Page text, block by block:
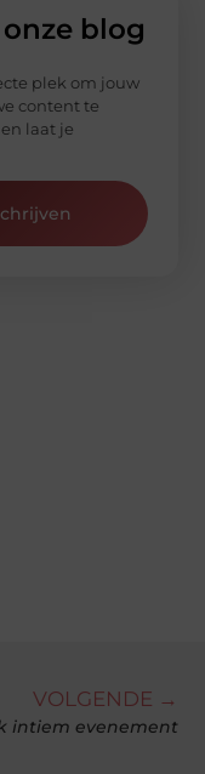
blog
plek om jouw
content te
laat je
VOLGENDE →
intiem evenement